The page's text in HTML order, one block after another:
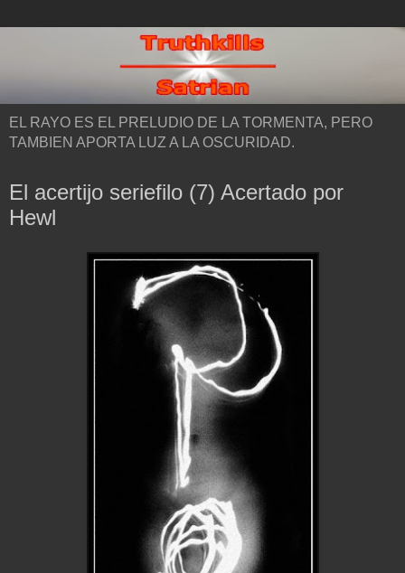
EL RAYO ES EL PRELUDIO DE LA TORMENTA, PERO
TAMBIEN APORTA LUZ A LA OSCURIDAD.
El acertijo seriefilo (7) Acertado por
Hewl